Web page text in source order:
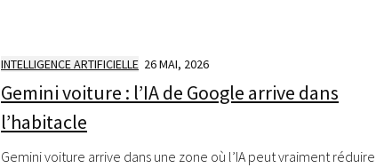
INTELLIGENCE ARTIFICIELLE 26 MAI, 2026
Gemini voiture : l’IA de Google arrive dans
l’habitacle
Gemini voiture arrive dans une zone où l’IA peut vraiment réduire